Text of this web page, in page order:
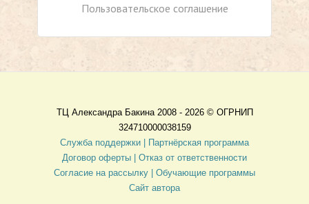
Пользовательское соглашение
ТЦ Александра Бакина 2008 - 2026 © ОГРНИП
324710000038159
Служба поддержки |
Партнёрская программа
Договор оферты
| Отказ от ответственности
Согласие на рассылку | Обучающие программы
Сайт автора